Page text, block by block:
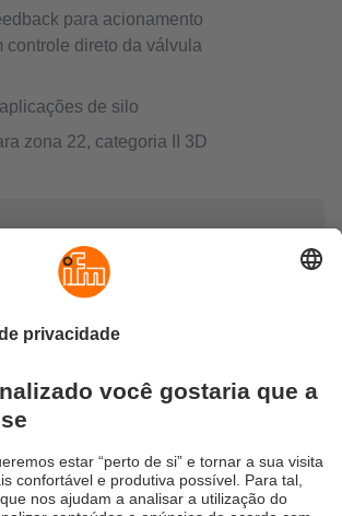
para acionamento
controle direto da válvula
de silo
zona 22, categoria II 3D